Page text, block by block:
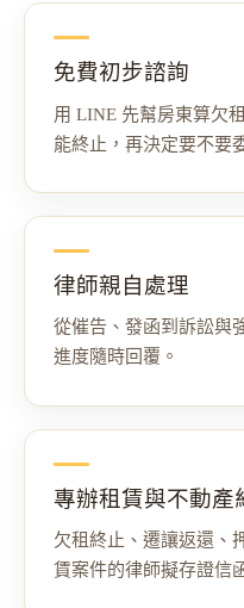
免費初步諮詢
用 LINE 先幫房東算欠
能終止，再決定要不要
律師親自處理
從催告、發函到訴訟與
進度隨時回覆。
專辦租賃與不動產
欠租終止、遷讓返還、
賃案件的律師擬存證信